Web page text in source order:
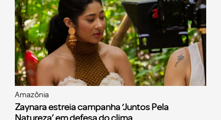
Amazônia
Zaynara estreia campanha ‘Juntos Pela